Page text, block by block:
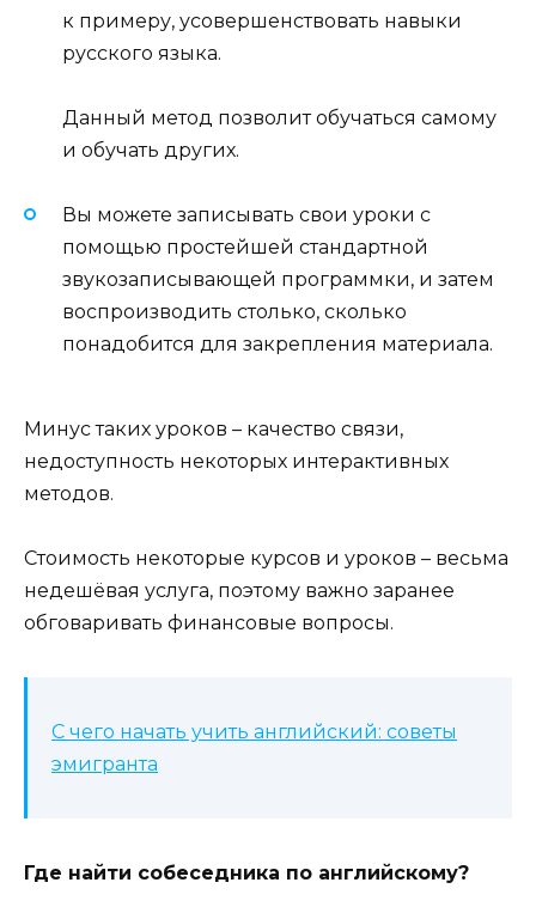
к примеру, усовершенствовать навыки
русского языка.
Данный метод позволит обучаться самому
и обучать других.
Вы можете записывать свои уроки с
помощью простейшей стандартной
звукозаписывающей программки, и затем
воспроизводить столько, сколько
понадобится для закрепления материала.
Минус таких уроков – качество связи,
недоступность некоторых интерактивных
методов.
Стоимость некоторые курсов и уроков – весьма
недешёвая услуга, поэтому важно заранее
обговаривать финансовые вопросы.
С чего начать учить английский: советы
эмигранта
Где найти собеседника по английскому?